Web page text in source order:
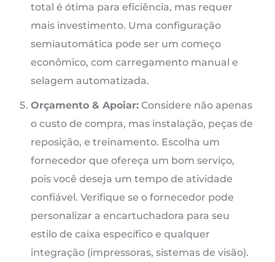
total é ótima para eficiência, mas requer
mais investimento. Uma configuração
semiautomática pode ser um começo
econômico, com carregamento manual e
selagem automatizada.
Orçamento & Apoiar: Considere não apenas
o custo de compra, mas instalação, peças de
reposição, e treinamento. Escolha um
fornecedor que ofereça um bom serviço,
pois você deseja um tempo de atividade
confiável. Verifique se o fornecedor pode
personalizar a encartuchadora para seu
estilo de caixa específico e qualquer
integração (impressoras, sistemas de visão).